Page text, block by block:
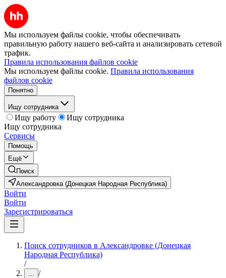
Мы используем файлы cookie, чтобы обеспечивать
правильную работу нашего веб-сайта и анализировать сетевой
трафик.
Правила использования файлов cookie
Мы используем файлы cookie. Правила использования
файлов cookie
Понятно
Ищу сотрудника
Ищу работу
Ищу сотрудника
Ищу сотрудника
Сервисы
Помощь
Ещё
Поиск
Александровка (Донецкая Народная Республика)
Войти
Войти
Зарегистрироваться
Поиск сотрудников в Александровке (Донецкая
Народная Республика)
/
... /